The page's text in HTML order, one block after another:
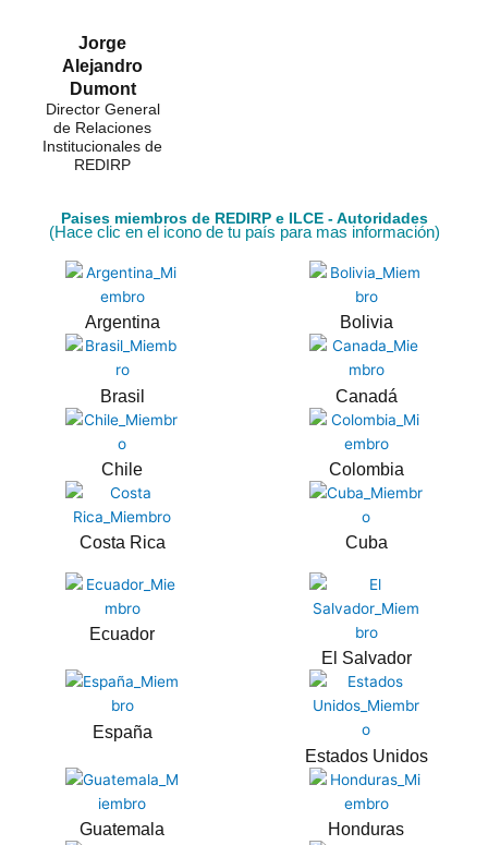
Jorge
Alejandro
Dumont
Director General
de Relaciones
Institucionales de
REDIRP
Paises miembros de REDIRP e ILCE - Autoridades
(Hace clic en el icono de tu país para mas información)
Argentina Bolivia
Brasil Canadá
Chile Colombia
Costa Rica Cuba
Ecuador
El Salvador
España
Estados Unidos
Guatemala Honduras